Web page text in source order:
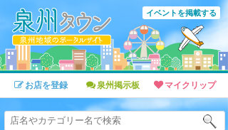
イベントを掲載する
お店を登録 泉州掲示板 マイクリップ